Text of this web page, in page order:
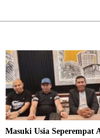
Masuki Usia Seperempat